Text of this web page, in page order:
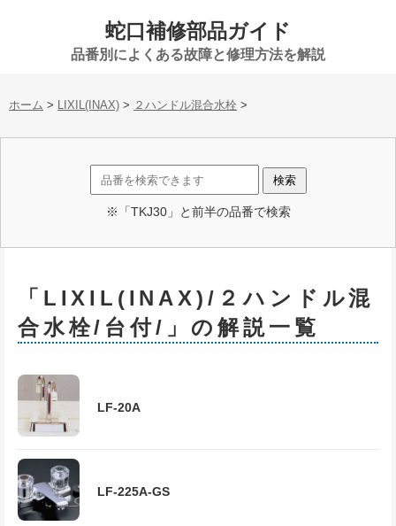
蛇口補修部品ガイド
品番別によくある故障と修理方法を解説
ホーム > LIXIL(INAX) > ２ハンドル混合水栓 >
※「TKJ30」と前半の品番で検索
「LIXIL(INAX)/２ハンドル混
合水栓/台付/」の解説一覧
LF-20A
LF-225A-GS